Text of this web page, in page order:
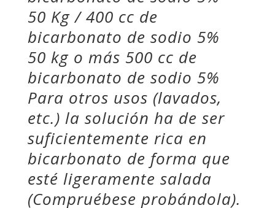
50 Kg / 400 cc de
bicarbonato de sodio 5%
50 kg o más 500 cc de
bicarbonato de sodio 5%
Para otros usos (lavados,
etc.) la solución ha de ser
suficientemente rica en
bicarbonato de forma que
esté ligeramente salada
(Compruébese probándola).